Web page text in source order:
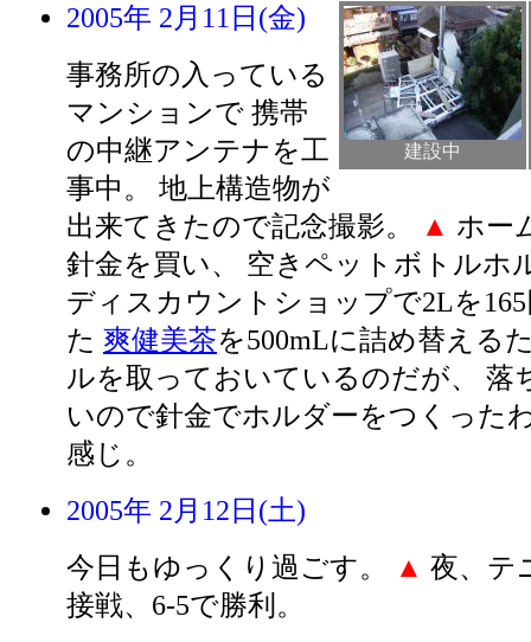
2005年 2月11日(金)
建設中
事務所の入っている
マンションで 携帯
の中継アンテナを工
事中。 地上構造物が
出来てきたので記念撮影。
▲ ホー
針金を買い、 空きペットボトルホ
ディスカウントショップで2Lを
た 爽健美茶を500mLに詰め替える
ルを取っておいているのだが、 落
いので針金でホルダーをつくった
感じ。
2005年 2月12日(土)
今日もゆっくり過ごす。
▲ 夜、テ
接戦、6-5で勝利。